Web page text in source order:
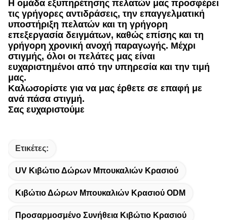
Η ομάδα εξυπηρέτησης πελατών μας προσφέρει
τις γρήγορες αντιδράσεις, την επαγγελματική
υποστήριξη πελατών και τη γρήγορη
επεξεργασία δειγμάτων, καθώς επίσης και τη
γρήγορη χρονική ανοχή παραγωγής. Μέχρι
στιγμής, όλοι οι πελάτες μας είναι
ευχαριστημένοι από την υπηρεσία και την τιμή
μας.
Καλωσορίστε για να μας έρθετε σε επαφή με
ανά πάσα στιγμή.
Σας ευχαριστούμε
Ετικέτες:
UV Κιβώτιο Δώρων Μπουκαλιών Κρασιού
Κιβώτιο Δώρων Μπουκαλιών Κρασιού ODM
Προσαρμοσμένο Συνήθεια Κιβώτιο Κρασιού